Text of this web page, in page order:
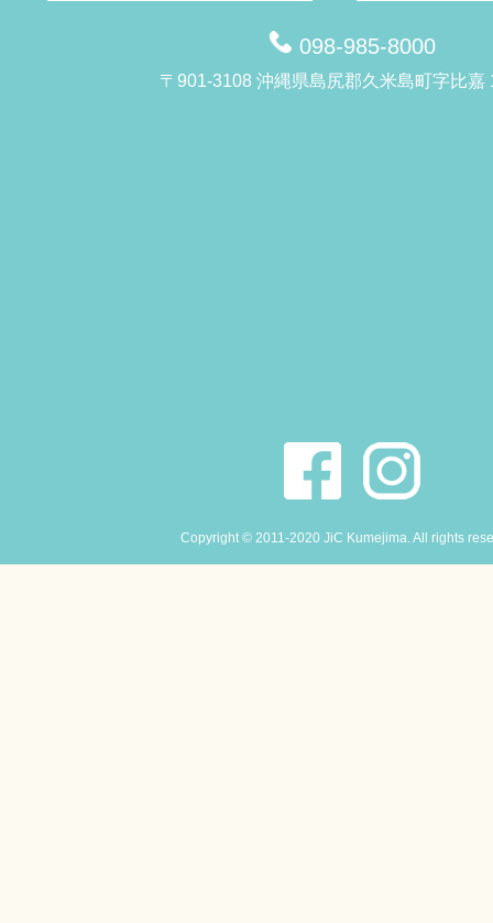
098-985-8000
〒901-3108 沖縄県島尻郡久米島町字比嘉
Copyright © 2011-2020 JiC Kumejima. All rights